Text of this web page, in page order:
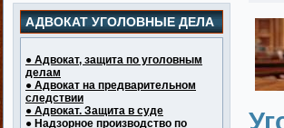
АДВОКАТ УГОЛОВНЫЕ ДЕЛА
● Адвокат, защита по уголовным
делам
● Адвокат на предварительном
следствии
● Адвокат. Защита в суде
● Надзорное производство по